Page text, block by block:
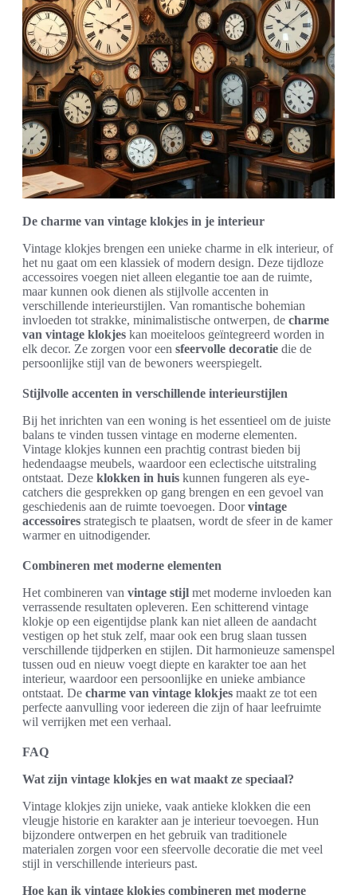
De charme van vintage klokjes in je interieur
Vintage klokjes brengen een unieke charme in elk interieur, of
het nu gaat om een klassiek of modern design. Deze tijdloze
accessoires voegen niet alleen elegantie toe aan de ruimte,
maar kunnen ook dienen als stijlvolle accenten in
verschillende interieurstijlen. Van romantische bohemian
invloeden tot strakke, minimalistische ontwerpen, de charme
van vintage klokjes kan moeiteloos geïntegreerd worden in
elk decor. Ze zorgen voor een sfeervolle decoratie die de
persoonlijke stijl van de bewoners weerspiegelt.
Stijlvolle accenten in verschillende interieurstijlen
Bij het inrichten van een woning is het essentieel om de juiste
balans te vinden tussen vintage en moderne elementen.
Vintage klokjes kunnen een prachtig contrast bieden bij
hedendaagse meubels, waardoor een eclectische uitstraling
ontstaat. Deze klokken in huis kunnen fungeren als eye-
catchers die gesprekken op gang brengen en een gevoel van
geschiedenis aan de ruimte toevoegen. Doorvintage
accessoires strategisch te plaatsen, wordt de sfeer in de kamer
warmer en uitnodigender.
Combineren met moderne elementen
Het combineren van vintage stijl met moderne invloeden kan
verrassende resultaten opleveren. Een schitterend vintage
klokje op een eigentijdse plank kan niet alleen de aandacht
vestigen op het stuk zelf, maar ook een brug slaan tussen
verschillende tijdperken en stijlen. Dit harmonieuze samenspel
tussen oud en nieuw voegt diepte en karakter toe aan het
interieur, waardoor een persoonlijke en unieke ambiance
ontstaat. De charme van vintage klokjes maakt ze tot een
perfecte aanvulling voor iedereen die zijn of haar leefruimte
wil verrijken met een verhaal.
FAQ
Wat zijn vintage klokjes en wat maakt ze speciaal?
Vintage klokjes zijn unieke, vaak antieke klokken die een
vleugje historie en karakter aan je interieur toevoegen. Hun
bijzondere ontwerpen en het gebruik van traditionele
materialen zorgen voor een sfeervolle decoratie die met veel
stijl in verschillende interieurs past.
Hoe kan ik vintage klokjes combineren met moderne